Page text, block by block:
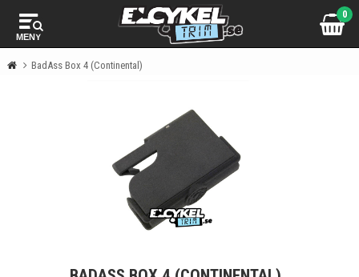
MENY
0
BadAss Box 4 (Continental)